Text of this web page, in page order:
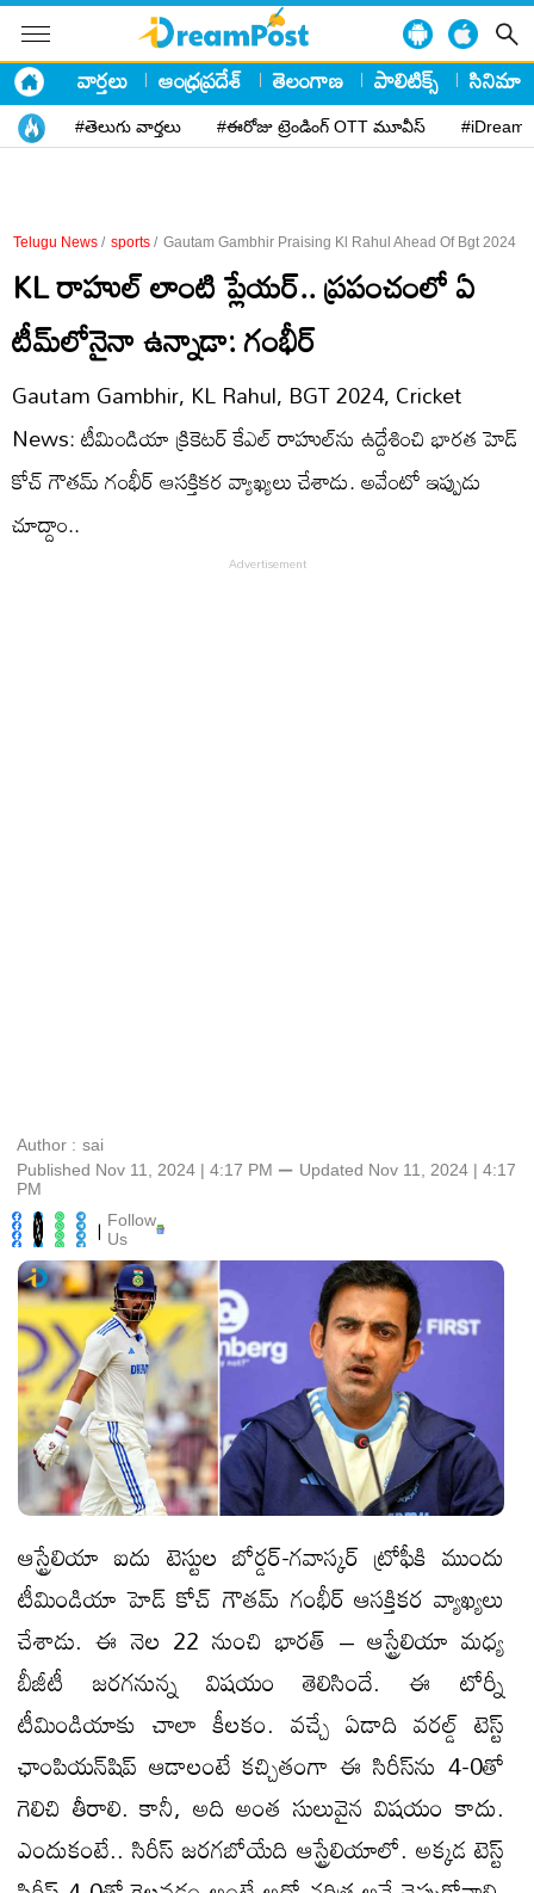
వార్తలు ఆంధ్రప్రదేశ్ తెలంగాణ పాలిటిక్స్ సినిమా
#తెలుగు వార్తలు #ఈరోజు ట్రెండింగ్ OTT మూవీస్
Telugu News / sports / Gautam Gambhir Praising Kl Rahul Ahead Of Bgt 2024
KL రాహుల్‌ లాంటి ప్లేయర్‌.. ప్రపంచంలో ఏ
టీమ్‌లోనైనా ఉన్నాడా: గంభీర్‌
Gautam Gambhir, KL Rahul, BGT 2024, Cricket
News: టీమిండియా క్రికెటర్‌ కేఎల్‌ రాహుల్‌ను ఉద్దేశించి భారత హెడ్‌
కోచ్‌ గౌతమ్‌ గంభీర్‌ ఆసక్తికర వ్యాఖ్యలు చేశాడు. అవేంటో ఇప్పుడు
చూద్దాం..
Author : sai
Published Nov 11, 2024 | 4:17 PM ⚊ Updated Nov 11, 2024 | 4:17
PM
| Follow
Us
ఆస్ట్రేలియా ఐదు టెస్టుల బోర్డర్‌-గవాస్కర్‌ ట్రోఫీకి ముందు
టీమిండియా హెడ్‌ కోచ్‌ గౌతమ్‌ గంభీర్‌ ఆసక్తికర వ్యాఖ్యలు
చేశాడు. ఈ నెల 22 నుంచి భారత్‌ – ఆస్ట్రేలియా మధ్య
బీజీటీ జరగనున్న విషయం తెలిసిందే. ఈ టోర్నీ
టీమిండియాకు చాలా కీలకం. వచ్చే ఏడాది వరల్డ్‌ టెస్ట్‌
ఛాంపియన్‌షిప్‌ ఆడాలంటే కచ్చితంగా ఈ సిరీస్‌ను 4-0తో
గెలిచి తీరాలి. కానీ, అది అంత సులువైన విషయం కాదు.
ఎందుకంటే.. సిరీస్‌ జరగబోయేది ఆస్ట్రేలియాలో. అక్కడ టెస్ట్‌